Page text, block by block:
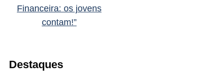
Destaques
Financeira: os jovens
contam!”